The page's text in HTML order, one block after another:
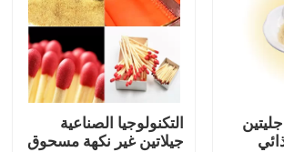
الغذاء الصف
الصالحة للأكل
جليتين
التكنولوجيا الصناعية
جيلاتين غير نكهة مسحوق